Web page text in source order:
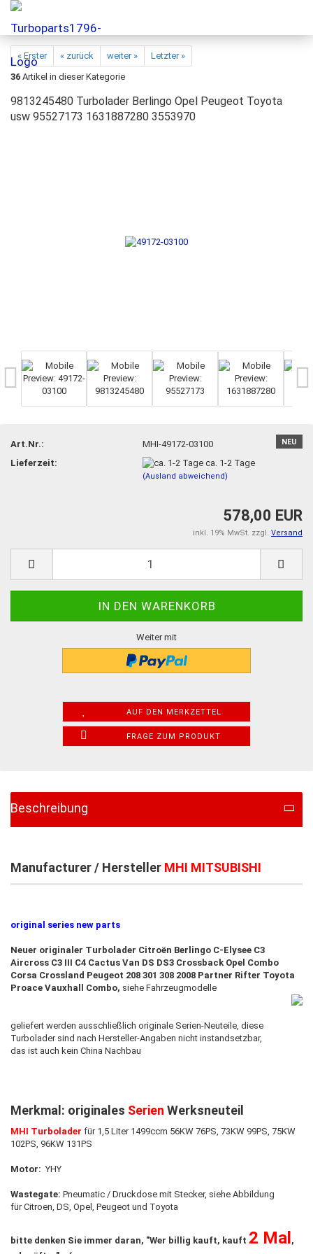
« Erster « zurück weiter »
Letzter »
36 Artikel in dieser Kategorie
9813245480 Turbolader Berlingo Opel Peugeot Toyota
usw 95527173 1631887280 3553970
NEU
Art.Nr.:
MHI-49172-03100
Lieferzeit:
ca. 1-2 Tage
(Ausland abweichend)
578,00 EUR
inkl. 19% MwSt. zzgl. Versand
Weiter mit
AUF DEN MERKZETTEL
FRAGE ZUM PRODUKT
Beschreibung
Manufacturer / Hersteller MHI MITSUBISHI
original series new parts
Neuer originaler Turbolader Citroën Berlingo C-Elysee C3
Aircross C3 III C4 Cactus Van DS DS3 Crossback Opel Combo
Corsa Crossland Peugeot 208 301 308 2008 Partner Rifter Toyota
Proace Vauxhall Combo, siehe Fahrzeugmodelle
geliefert werden ausschließlich originale Serien-Neuteile, diese
Turbolader sind nach Hersteller-Angaben nicht instandsetzbar,
das ist auch kein China Nachbau
Merkmal: originales Serien Werksneuteil
MHI Turbolader für 1,5 Liter 1499ccm 56KW 76PS, 73KW 99PS, 75KW
102PS, 96KW 131PS
Motor: YHY
Wastegate: Pneumatic / Druckdose mit Stecker, siehe Abbildung
für Citroen, DS, Opel, Peugeot und Toyota
bitte denken Sie immer daran, "Wer billig kauft, kauft 2 Mal,